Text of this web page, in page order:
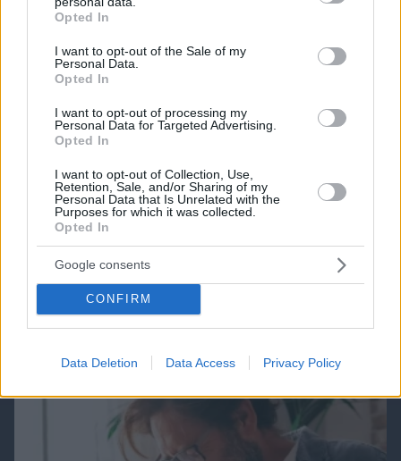
grant or deny consent to Google and its third-party tags to
use your data for below specified purposes in below Google
consent section.
Opted In
I want to opt-out of the Sale of my
Personal Data.
Opted In
I want to opt-out of processing my
Personal Data for Targeted Advertising.
Opted In
I want to opt-out of Collection, Use,
Retention, Sale, and/or Sharing of my
Personal Data that Is Unrelated with the
Purposes for which it was collected.
Opted In
Google consents
CONFIRM
Data Deletion Data Access Privacy Policy
Games
Cut The Rope Northern Heights Candy
ΔΕΙΤΕ ΟΛΑ ΤΑ GAMES
Best of Network